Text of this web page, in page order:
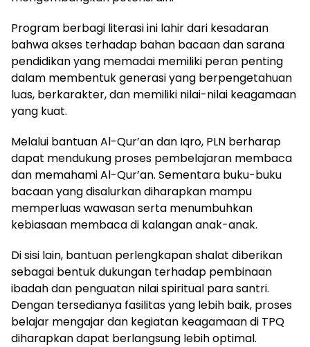
Program berbagi literasi ini lahir dari kesadaran
bahwa akses terhadap bahan bacaan dan sarana
pendidikan yang memadai memiliki peran penting
dalam membentuk generasi yang berpengetahuan
luas, berkarakter, dan memiliki nilai-nilai keagamaan
yang kuat.
Melalui bantuan Al-Qur’an dan Iqro, PLN berharap
dapat mendukung proses pembelajaran membaca
dan memahami Al-Qur’an. Sementara buku-buku
bacaan yang disalurkan diharapkan mampu
memperluas wawasan serta menumbuhkan
kebiasaan membaca di kalangan anak-anak.
Di sisi lain, bantuan perlengkapan shalat diberikan
sebagai bentuk dukungan terhadap pembinaan
ibadah dan penguatan nilai spiritual para santri.
Dengan tersedianya fasilitas yang lebih baik, proses
belajar mengajar dan kegiatan keagamaan di TPQ
diharapkan dapat berlangsung lebih optimal.